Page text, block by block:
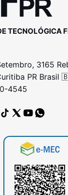
TECNOLÓGICA
3165
PR Brasil
4545